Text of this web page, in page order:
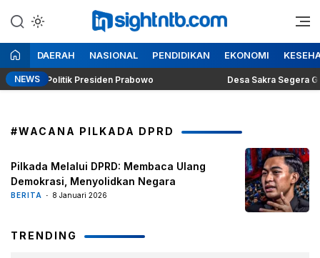
ke
konten
Insight NTB
Berita Seputar NTB
DAERAH NASIONAL PENDIDIKAN EKONOMI
NEWSPolitik Presiden Prabowo Desa Sakra Segera
#WACANA PILKADA DPRD
Pilkada Melalui DPRD: Membaca Ulang
Demokrasi, Menyolidkan Negara
BERITA 8 Januari 2026
TRENDING